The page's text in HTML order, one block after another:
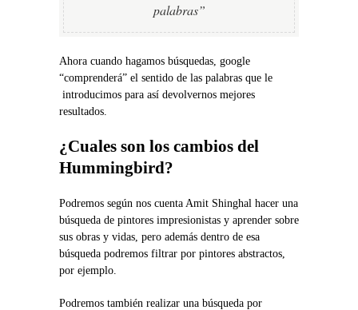
palabras”
Ahora cuando hagamos búsquedas, google
“comprenderá” el sentido de las palabras que le
introducimos para así devolvernos mejores
resultados.
¿Cuales son los cambios del
Hummingbird?
Podremos según nos cuenta Amit Shinghal hacer una
búsqueda de pintores impresionistas y aprender sobre
sus obras y vidas, pero además dentro de esa
búsqueda podremos filtrar por pintores abstractos,
por ejemplo.
Podremos también realizar una búsqueda por